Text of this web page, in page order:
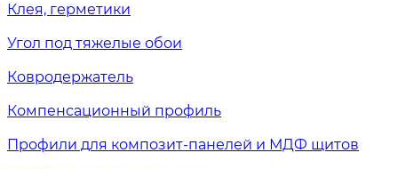
Клея, герметики
Угол под тяжелые обои
Ковродержатель
Компенсационный профиль
Профили для композит-панелей и МДФ щитов